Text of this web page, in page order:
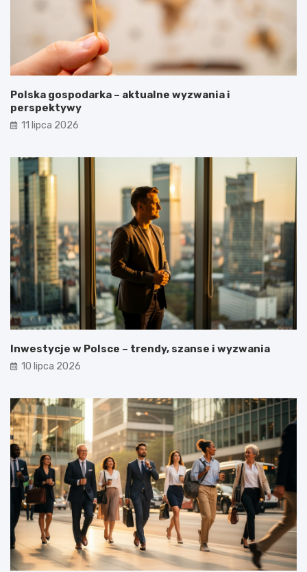
Polska gospodarka – aktualne wyzwania i
perspektywy
11 lipca 2026
Inwestycje w Polsce – trendy, szanse i wyzwania
10 lipca 2026